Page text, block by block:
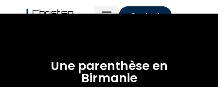
Contact
Une parenthèse en
Birmanie